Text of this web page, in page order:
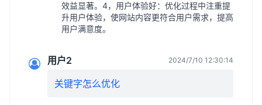
效益显著。4，用户体验好：优化过程中注重提
升用户体验，使网站内容更符合用户需求，提高
用户满意度。
用户2 2024/7/10 12:30:14
关键字怎么优化